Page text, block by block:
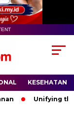
KESEHATAN
Unifying the